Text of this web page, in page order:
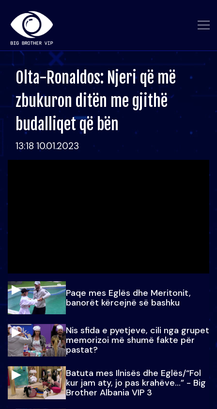
Olta-Ronaldos: Njeri që më
zbukuron ditën me gjithë
budalliqet që bën
13:18 10.01.2023
Paqe mes Eglës dhe Meritonit,
banorët kërcejnë së bashku
Nis sfida e pyetjeve, cili nga grupet
memorizoi më shumë fakte për
pastat?
Batuta mes Ilnisës dhe Eglës/“Fol
kur jam aty, jo pas krahëve…” - Big
Brother Albania VIP 3